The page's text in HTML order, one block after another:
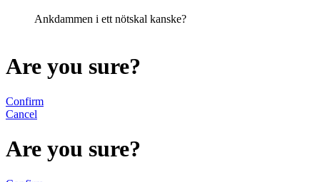
Ankdammen i ett nötskal kanske?
Are you sure?
Confirm
Cancel
Are you sure?